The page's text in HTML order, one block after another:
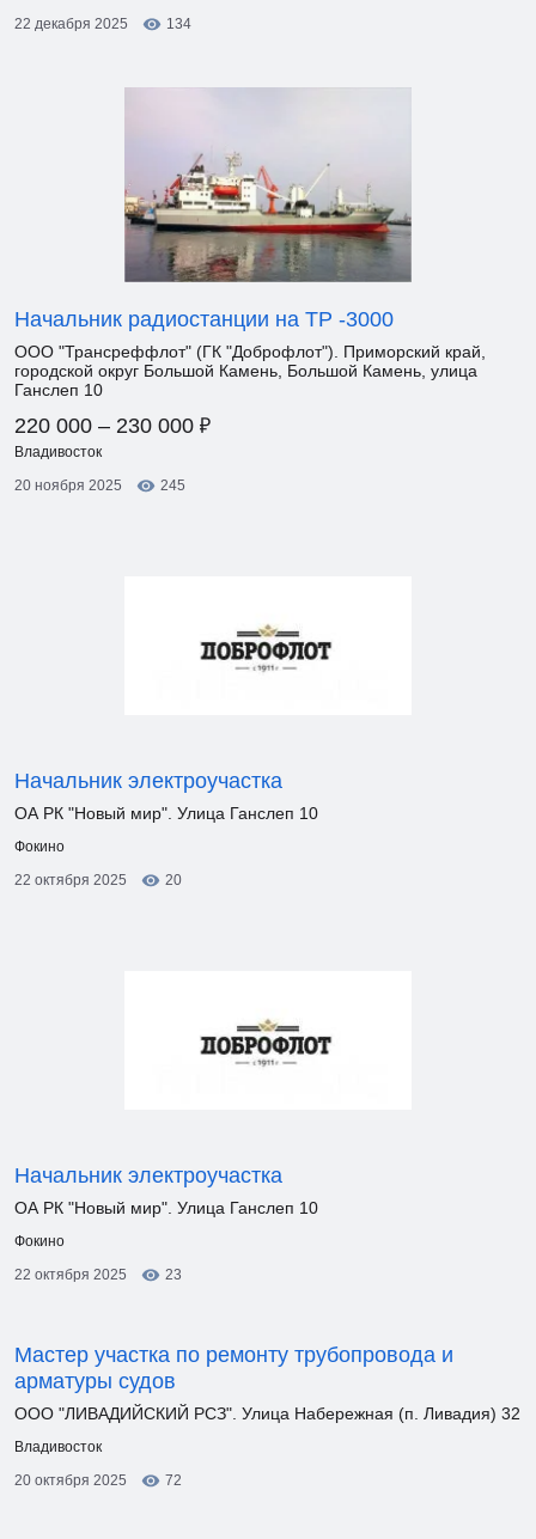
22 декабря 2025 134
Начальник радиостанции на ТР -3000
ООО "Трансреффлот" (ГК "Доброфлот"). Приморский край,
городской округ Большой Камень, Большой Камень, улица
Ганслеп 10
220 000 – 230 000 ₽
Владивосток
20 ноября 2025
245
Начальник электроучастка
ОА РК "Новый мир". Улица Ганслеп 10
Фокино
22 октября 2025
20
Начальник электроучастка
ОА РК "Новый мир". Улица Ганслеп 10
Фокино
22 октября 2025
23
Мастер участка по ремонту трубопровода и
арматуры судов
ООО "ЛИВАДИЙСКИЙ РСЗ". Улица Набережная (п. Ливадия) 32
Владивосток
20 октября 2025
72